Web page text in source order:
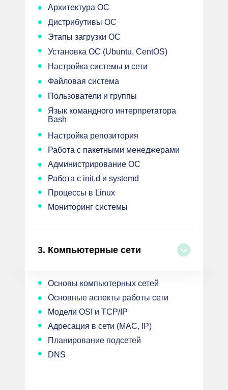
Архитектура ОС
•
Дистрибутивы ОС
•
Этапы загрузки ОС
•
Установка ОС (Ubuntu, CentOS)
•
Настройка системы и сети
•
Файловая система
•
Пользователи и группы
•
Язык командного интерпретатора
Bash
•
Настройка репозитория
•
Работа с пакетными менеджерами
•
Администрирование ОС
•
Работа с init.d и systemd
•
Процессы в Linux
•
Мониторинг системы
•
3. Компьютерные сети
Основы компьютерных сетей
•
Основные аспекты работы сети
•
Модели OSI и TCP/IP
•
Адресация в сети (MAC, IP)
•
DNS
•
Планирование подсетей
•